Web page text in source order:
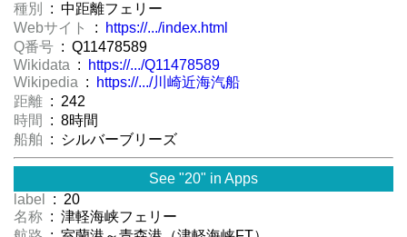
種別
: 中距離フェリー
Webサイト
:
https://.../index.html
Q番号 : Q11478589
Wikidata :
https://.../Q11478589
Wikipedia :
https://.../川崎近海汽船
距離 : 242
時間
: 8時間
船舶 : シルバーブリーズ
See "20" in Apps
label
: 20
名称 : 津軽海峡フェリー